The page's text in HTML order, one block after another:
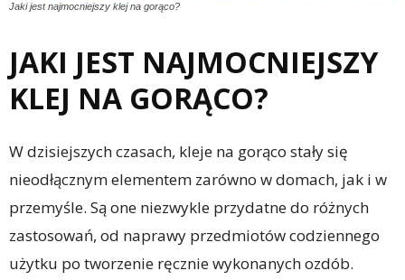
Jaki jest najmocniejszy klej na gorąco?
JAKI JEST NAJMOCNIEJSZY
KLEJ NA GORĄCO?
W dzisiejszych czasach, kleje na gorąco stały się
nieodłącznym elementem zarówno w domach, jak i w
przemyśle. Są one niezwykle przydatne do różnych
zastosowań, od naprawy przedmiotów codziennego
użytku po tworzenie ręcznie wykonanych ozdób.